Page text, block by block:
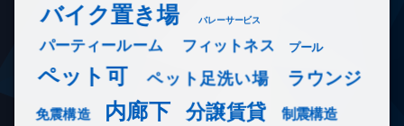
バイク置き場 バレーサービス
パーティールーム フィットネス プール
ペット可 ペット足洗い場 ラウンジ
免震構造 内廊下 分譲賃貸 制震構造